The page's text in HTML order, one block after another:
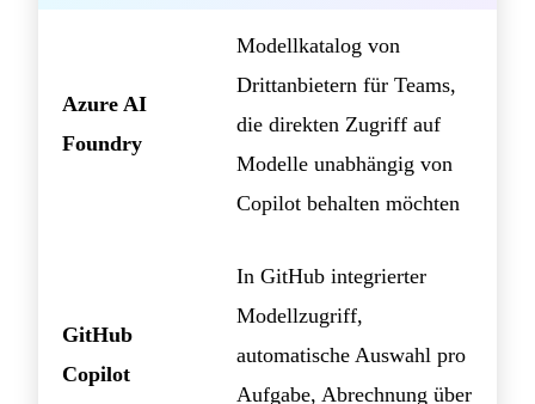
Azure AI
Foundry
Modellkatalog von
Drittanbietern für Teams,
die direkten Zugriff auf
Modelle unabhängig von
Copilot behalten möchten
GitHub
Copilot
In GitHub integrierter
Modellzugriff,
automatische Auswahl pro
Aufgabe, Abrechnung über